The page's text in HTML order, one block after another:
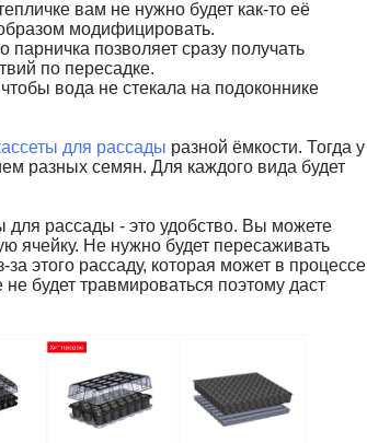
вам не нужно будет как-то её
модифицировать.
парничка позволяет сразу получать
по пересадке.
вода не стекала на подоконнике
для рассады разной ёмкости. Тогда у
разных семян. Для каждого вида будет
для рассады - это удобство. Вы можете
ячейку. Не нужно будет пересаживать
этого рассаду, которая может в процессе
будет травмироваться поэтому даст